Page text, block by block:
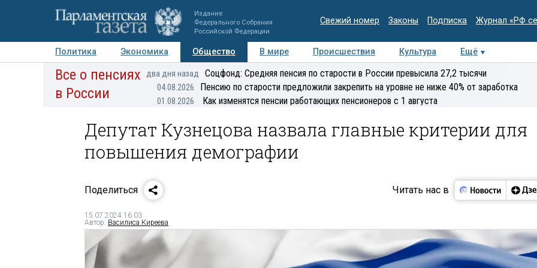
Издание
Федерального Собрания
Российской Федерации
Свежий номер Законы Подписка Журнал «РФ
Политика Экономика Общество В мире Происшествия Культура
Ещё
Авторы Персоны Мнения Регионы Медиацентр Интервью Колумнисты
Все о пенсиях
в России
два дня назад Соцфонд: Средняя пенсия по старости в России превысила 27,2 тысячи
04.08.2026 Пенсию по старости предложили закрепить на уровне не ниже 40% от заработка
01.08.2026 Как изменятся пенсии работающих пенсионеров с 1 августа
Депутат Кузнецова назвала главные критерии для
повышения демографии
Поделиться Читать нас в
15.07.2024 16:03
Автор: Василиса Киреева